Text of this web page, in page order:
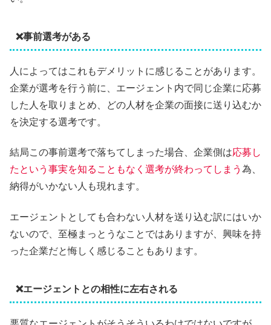
❌事前選考がある
人によってはこれもデメリットに感じることがあります。
企業が選考を行う前に、エージェント内で同じ企業に応募
した人を取りまとめ、どの人材を企業の面接に送り込むか
を決定する選考です。
結局この事前選考で落ちてしまった場合、企業側は応募し
たという事実を知ることもなく選考が終わってしまう 為、
納得がいかない人も現れます。
エージェントとしても合わない人材を送り込む訳にはいか
ないので、至極まっとうなことではありますが、興味を持
った企業だと悔しく感じることもあります。
❌エージェントとの相性に左右される